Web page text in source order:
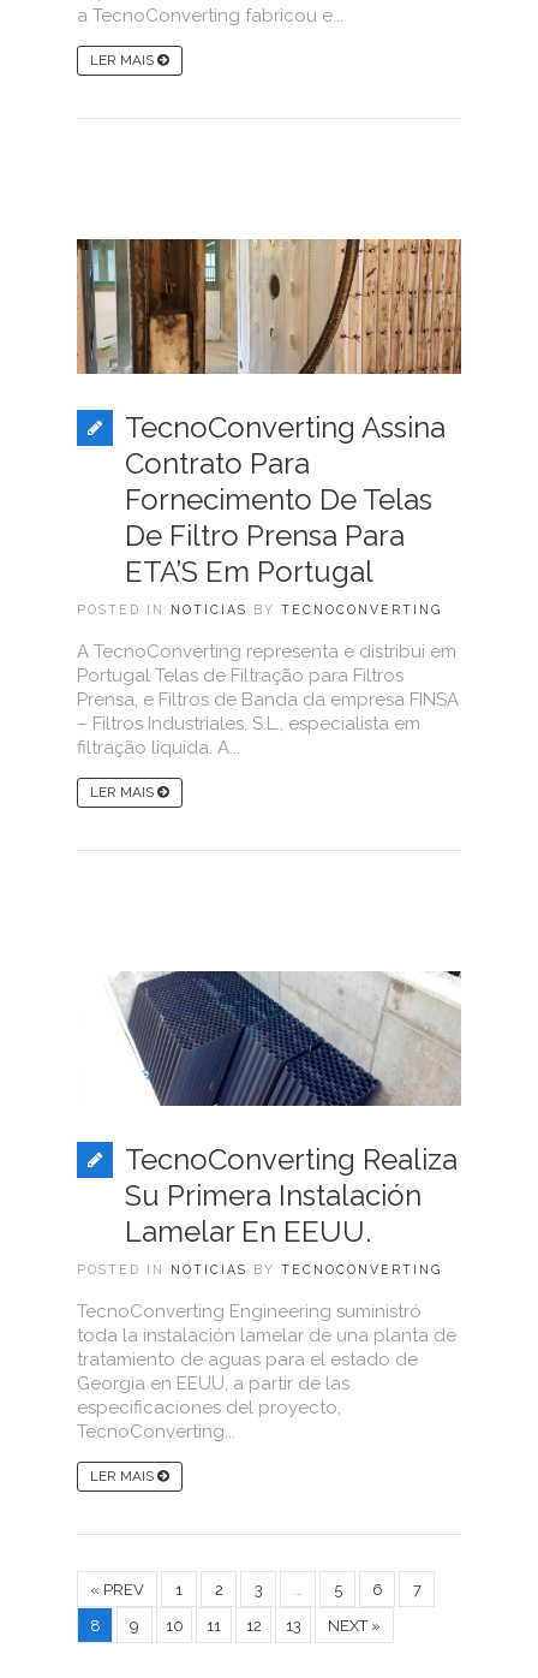
a TecnoConverting fabricou e...
LER MAIS
TecnoConverting Assina
Contrato Para
Fornecimento De Telas
De Filtro Prensa Para
ETA’S Em Portugal
POSTED IN NOTICIAS BY TECNOCONVERTING
A TecnoConverting representa e distribui em
Portugal Telas de Filtração para Filtros
Prensa, e Filtros de Banda da empresa FINSA
– Filtros Industriales, S.L., especialista em
filtração liquida. A...
LER MAIS
TecnoConverting Realiza
Su Primera Instalación
Lamelar En EEUU.
POSTED IN NOTICIAS BY TECNOCONVERTING
TecnoConverting Engineering suministró
toda la instalación lamelar de una planta de
tratamiento de aguas para el estado de
Georgia en EEUU, a partir de las
especificaciones del proyecto,
TecnoConverting...
LER MAIS
« PREV 1 2 3 … 5 6
7
8
9 10 11 12 13 NEXT »